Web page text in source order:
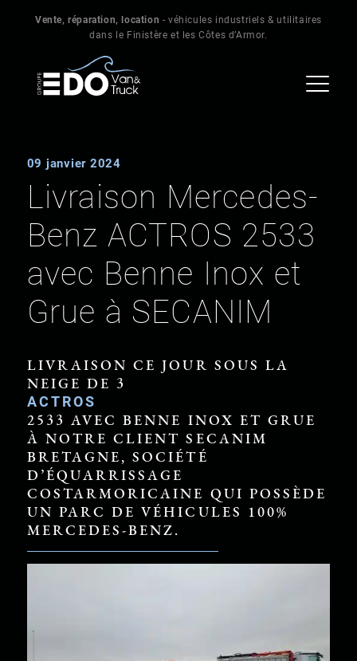
Vente, réparation, location - véhicules industriels & utilitaires
dans le Finistère et les Côtes d’Armor.
09 janvier 2024
Livraison Mercedes-
Benz ACTROS 2533
avec Benne Inox et
Grue à SECANIM
LIVRAISON CE JOUR SOUS LA
NEIGE DE 3
ACTROS
2533 AVEC BENNE INOX ET GRUE
À NOTRE CLIENT SECANIM
BRETAGNE, SOCIÉTÉ
D’ÉQUARRISSAGE
COSTARMORICAINE QUI POSSÈDE
UN PARC DE VÉHICULES 100%
MERCEDES-BENZ.